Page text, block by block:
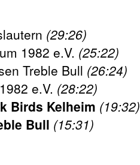
(29:26)
1982 e.V. (25:22)
Treble Bull (26:24)
e.V. (28:22)
Birds Kelheim (19:32)
Bull (15:31)